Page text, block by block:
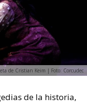
de Cristian Keim | Foto: Corcudec
de la historia,